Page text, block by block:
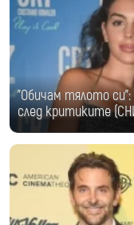
"Обичам тялото
след критиките